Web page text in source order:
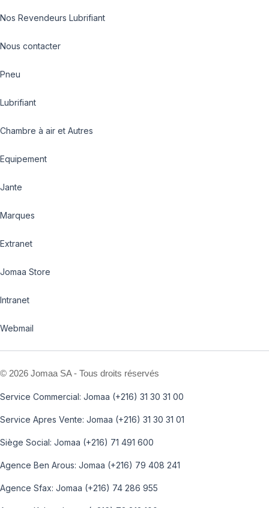
Nos Revendeurs Lubrifiant
Nous contacter
Pneu
Lubrifiant
Chambre à air et Autres
Equipement
Jante
Marques
Extranet
Jomaa Store
Intranet
Webmail
© 2026 Jomaa SA - Tous droits réservés
Service Commercial: Jomaa (+216) 31 30 31 00
Service Apres Vente: Jomaa (+216) 31 30 31 01
Siège Social: Jomaa (+216) 71 491 600
Agence Ben Arous: Jomaa (+216) 79 408 241
Agence Sfax: Jomaa (+216) 74 286 955